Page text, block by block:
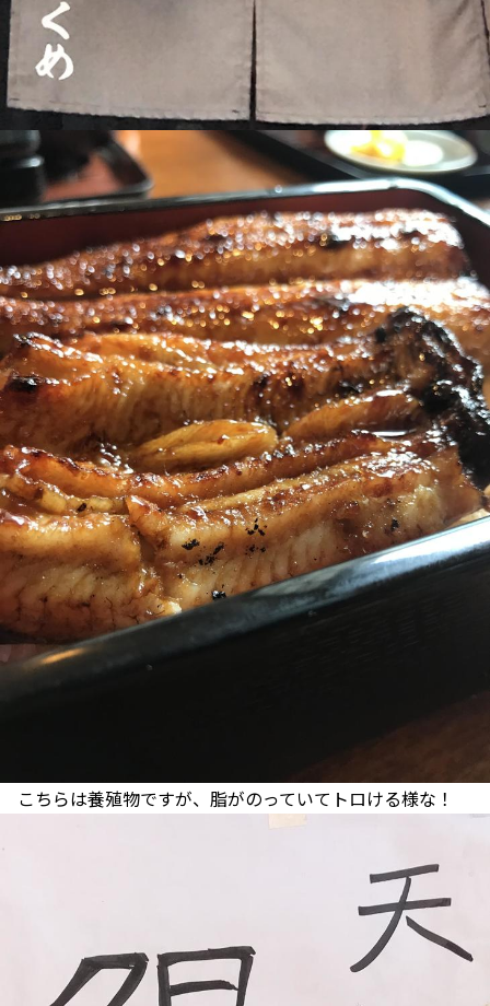
こちらは養殖物ですが、脂がのっていてトロける様な！